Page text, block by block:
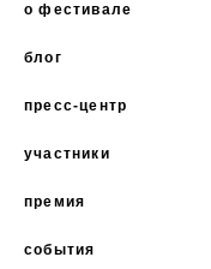
о фестивале
блог
пресс-центр
участники
премия
события